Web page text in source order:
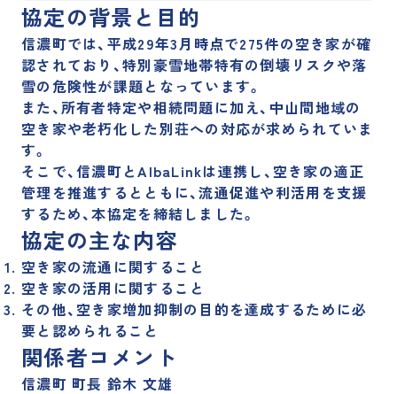
不動産投資の森
協定の背景と目的
信濃町では、平成29年3月時点で275件の空き家が確
認されており、特別豪雪地帯特有の倒壊リスクや落
雪の危険性が課題となっています。
また、所有者特定や相続問題に加え、中山間地域の
空き家や老朽化した別荘への対応が求められていま
す。
そこで、信濃町とAlbaLinkは連携し、空き家の適正
管理を推進するとともに、流通促進や利活用を支援
するため、本協定を締結しました。
協定の主な内容
空き家の流通に関すること
空き家の活用に関すること
その他、空き家増加抑制の目的を達成するために必
要と認められること
関係者コメント
信濃町 町長 鈴木 文雄